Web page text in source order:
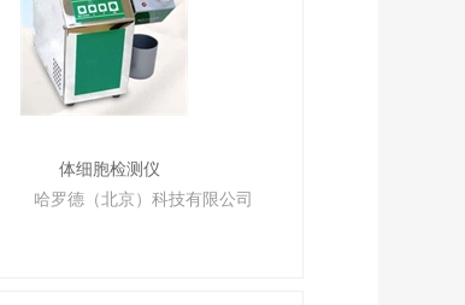
体细胞检测仪
哈罗德（北京）科技有限公司